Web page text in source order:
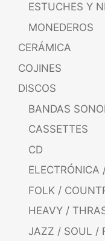
ESTUCHES Y
MONEDEROS
CERÁMICA
COJINES
DISCOS
BANDAS
CASSETTES
CD
ELECTRÓNICA
FOLK /
HEAVY /
JAZZ / SOUL /